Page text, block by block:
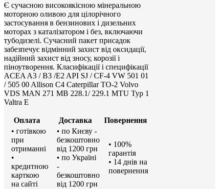
Є сучасною високоякісною мінеральною
моторною оливою для цілорічного
застосування в бензинових і дизельних
моторах з каталізатором і без, включаючи
тубодизелі. Сучасний пакет присадок
забезпечує відмінний захист від оксидації,
надійний захист від зносу, корозії і
піноутворення. Класифікації і специфікації
ACEA A3 / B3 /E2 API SJ / CF-4 VW 501 01
/ 505 00 Allison C4 Caterpillar TO-2 Volvo
VDS MAN 271 MB 228.1/ 229.1 MTU Typ 1
Valtra E
Оплата Доставка
Повернення
• готівкою
при
отриманні
•
кредитною
карткою
на сайті
• по Києву -
безкоштовно
від 1200 грн
• по Україні
-
безкоштовно
від 1200 грн
• 100%
гарантія
• 14 днів на
повернення